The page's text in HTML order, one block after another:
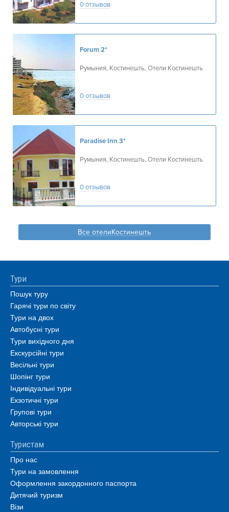
0 отзывов
Forum2*
Румыния, Костинешть, Отели Костинешть
0 отзывов
Paradise Inn 3*
Румыния, Костинешть, Отели Костинешть
0 отзывов
Все отелиКостинешть
Тури
Пошук туру
Гарячі тури по світу
Тури на двох
Автобусні тури
Тури вихідного дня
Екскурсійні тури
Весільні тури
Шопінг тури
Індивідуальні тури
Екзотичні тури
Групові тури
Авторські тури
Туристам
Про нас
Тури на замовлення
Оформлення закордонного паспорта
Дитячий туризм
Візи